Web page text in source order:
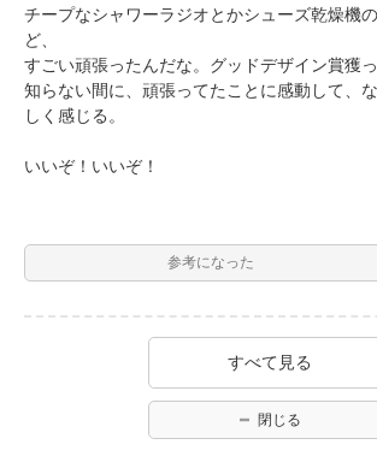
チープなシャワーラジオとかシューズ乾燥機
ど、
すごい頑張ったんだな。グッドデザイン賞獲っ
知らない間に、頑張ってたことに感動して、
しく感じる。
いいぞ！いいぞ！
参考になった
すべて見る
閉じる